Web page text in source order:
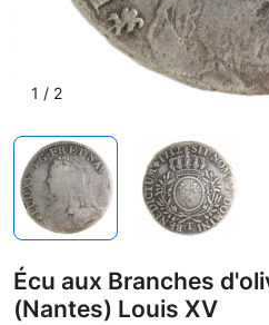
1 / 2
Écu aux Branches
(Nantes) Louis XV